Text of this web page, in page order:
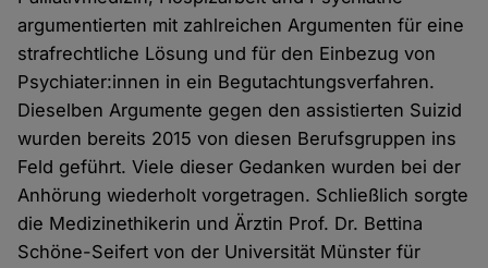
argumentierten mit zahlreichen Argumenten für eine
strafrechtliche Lösung und für den Einbezug von
Psychiater:innen in ein Begutachtungsverfahren.
Dieselben Argumente gegen den assistierten Suizid
wurden bereits 2015 von diesen Berufsgruppen ins
Feld geführt. Viele dieser Gedanken wurden bei der
Anhörung wiederholt vorgetragen. Schließlich sorgte
die Medizinethikerin und Ärztin Prof. Dr. Bettina
Schöne-Seifert von der Universität Münster für